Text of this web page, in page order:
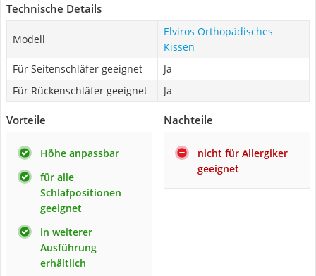
Technische Details
Modell
Elviros Orthopädisches
Kissen
Für Seitenschläfer geeignet
Ja
Für Rückenschläfer geeignet
Ja
Vorteile
Höhe anpassbar
für alle
Schlafpositionen
geeignet
in weiterer
Ausführung
erhältlich
Nachteile
nicht für Allergiker
geeignet